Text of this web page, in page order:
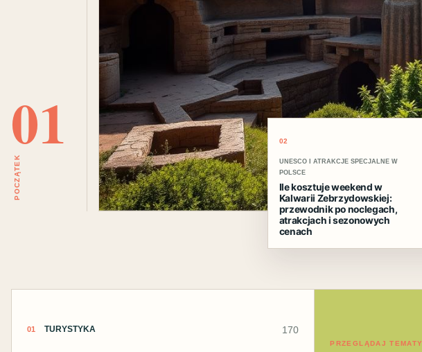
01
POCZĄTEK
02
UNESCO I ATRAKCJE SPECJALNE W
POLSCE
Ile kosztuje weekend w
Kalwarii Zebrzydowskiej:
przewodnik po noclegach,
atrakcjach i sezonowych
cenach
PRZEGLĄDAJ TEMATY
01 TURYSTYKA 170